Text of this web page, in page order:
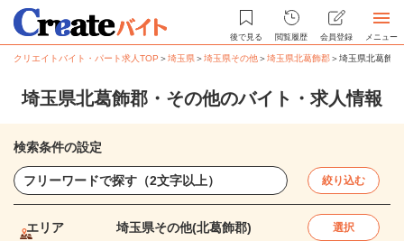
後で見る 閲覧履歴 会員登録 メニュー
クリエイトバイト・パート求人TOP ＞埼玉県＞埼玉県その他＞埼玉県北葛飾郡＞埼玉県北葛飾
埼玉県北葛飾郡・その他のバイト・求人情報
検索条件の設定
絞り込む
エリア 埼玉県その他(北葛飾郡) 選択